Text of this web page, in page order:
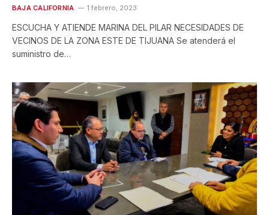
BAJA CALIFORNIA 1 febrero, 2023
ESCUCHA Y ATIENDE MARINA DEL PILAR NECESIDADES DE
VECINOS DE LA ZONA ESTE DE TIJUANA Se atenderá el
suministro de…